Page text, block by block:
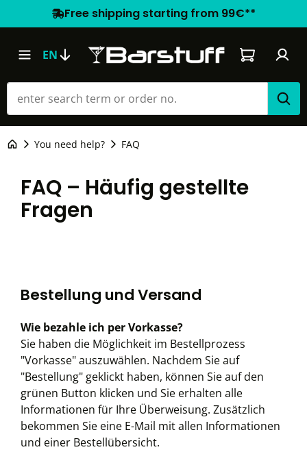
Free shipping starting from 99€**
EN Shopping
You need help? FAQ
FAQ – Häufig gestellte
Fragen
Bestellung und Versand
Wie bezahle ich per Vorkasse?
Sie haben die Möglichkeit im Bestellprozess
"Vorkasse" auszuwählen. Nachdem Sie auf
"Bestellung" geklickt haben, können Sie auf den
grünen Button klicken und Sie erhalten alle
Informationen für Ihre Überweisung. Zusätzlich
bekommen Sie eine E-Mail mit allen Informationen
und einer Bestellübersicht.